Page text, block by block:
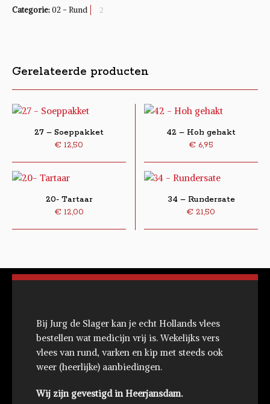
Categorie:02 - Rund
Gerelateerde producten
27 – Soeppakket
€ 12,50
42 – Hoh gehakt
€ 6,95
20- Tartaar
€ 12,00
34 – Rundersate
€ 21,50
Bij Jurg de Slager kan je echt Hollands vlees
bestellen wat medicijn vrij is. Wekelijks vers
vlees van rund, varken en kip met steeds ook
weer (heerlijke) aanbiedingen.
Wij zijn gevestigd in Heerjansdam.